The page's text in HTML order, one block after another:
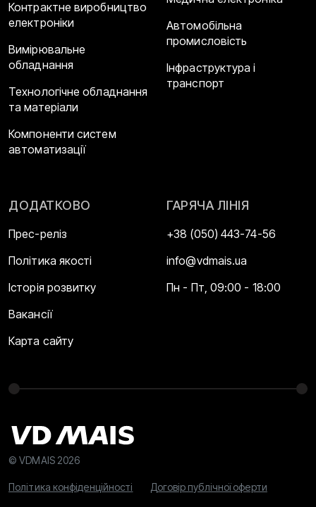
Контрактне виробництво
електроніки
Вимірювальне
обладнання
Технологічне обладнання
та матеріали
Компоненти систем
автоматизації
Автомобільна
промисловість
Інфраструктура і
транспорт
ДОДАТКОВО
Прес-реліз
Політика якості
Історія розвитку
Вакансії
Карта сайту
ГАРЯЧА ЛІНІЯ
+38 (050) 443-74-56
info@vdmais.ua
Пн - Пт, 09:00 - 18:00
© VDMAIS 2026
Політика конфіденційності Договір публічної оферти